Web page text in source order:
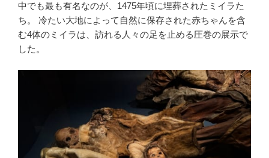
中でも最も有名なのが、1475年頃に埋葬されたミイラた
ち。 冷たい大地によって自然に保存された赤ちゃんを含
む4体のミイラは、訪れる人々の足を止める圧巻の展示で
した。